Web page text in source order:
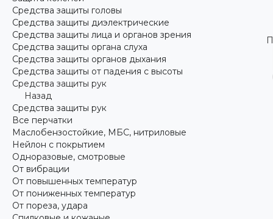
Средства защиты головы
Средства защиты диэлектрические
Средства защиты лица и органов зрения
Средства защиты органа слуха
Средства защиты органов дыхания
Средства защиты от падения с высоты
Средства защиты рук
Назад
Средства защиты рук
Все перчатки
Маслобензостойкие, МБС, нитриловые
Нейлон с покрытием
Одноразовые, смотровые
От вибрации
От повышенных температур
От пониженных температур
От пореза, удара